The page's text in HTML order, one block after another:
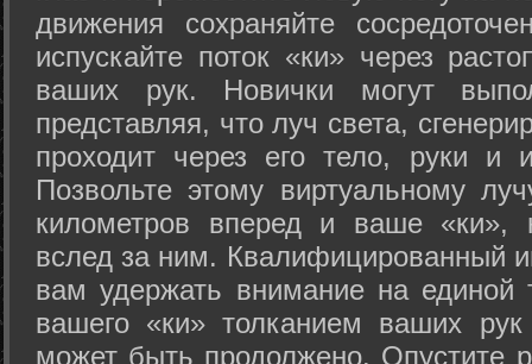
движения сохраняйте
испускайте поток «ки» через
ваших рук. Новички могут
представляя, что луч света,
проходит через его тело, руки и
Позвольте этому виртуальному
километров вперед и ваше «ки»,
вслед за ним. Квалифицированный
вам удержать внимание на единой
вашего «ки» толканием ваших
может быть продолжено. Опустите